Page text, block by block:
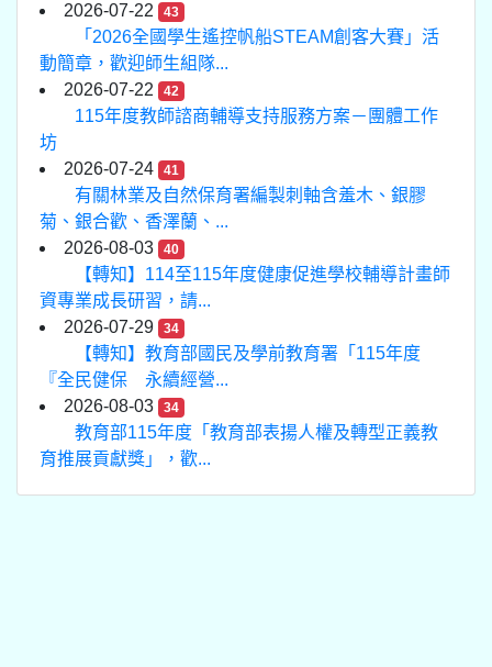
2026-07-22
43
「2026全國學生遙控帆船STEAM創客大賽」活
動簡章，歡迎師生組隊...
2026-07-22
42
115年度教師諮商輔導支持服務方案－團體工作
坊
2026-07-24
41
有關林業及自然保育署編製刺軸含羞木、銀膠
菊、銀合歡、香澤蘭、...
2026-08-03
40
【轉知】114至115年度健康促進學校輔導計畫師
資專業成長研習，請...
2026-07-29
34
【轉知】教育部國民及學前教育署「115年度
『全民健保 永續經營...
2026-08-03
34
教育部115年度「教育部表揚人權及轉型正義教
育推展貢獻獎」，歡...